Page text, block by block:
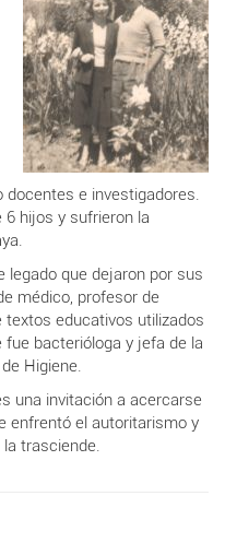
e investigadores.
6 hijos y sufrieron la
que dejaron por sus
médico, profesor de
textos educativos utilizados
bacterióloga y jefa de la
Higiene.
una invitación a acercarse
enfrentó el autoritarismo y
trasciende.